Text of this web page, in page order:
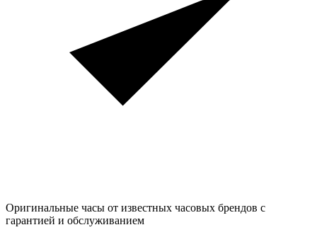
Оригинальные часы от известных часовых брендов с
гарантией и обслуживанием